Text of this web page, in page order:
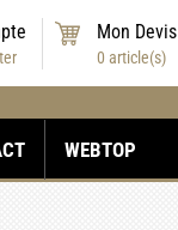
Mon Devis
0 article(s)
WEBTOP